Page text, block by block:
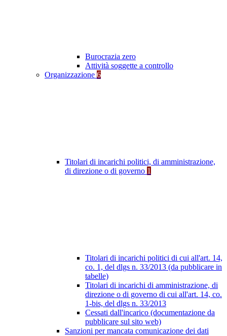
Burocrazia zero
Attività soggette a controllo
Organizzazione 6
Titolari di incarichi politici, di amministrazione,
di direzione o di governo 1
Titolari di incarichi politici di cui all'art. 14,
co. 1, del dlgs n. 33/2013 (da pubblicare in
tabelle)
Titolari di incarichi di amministrazione, di
direzione o di governo di cui all'art. 14, co.
1-bis, del dlgs n. 33/2013
Cessati dall'incarico (documentazione da
pubblicare sul sito web)
Sanzioni per mancata comunicazione dei dati